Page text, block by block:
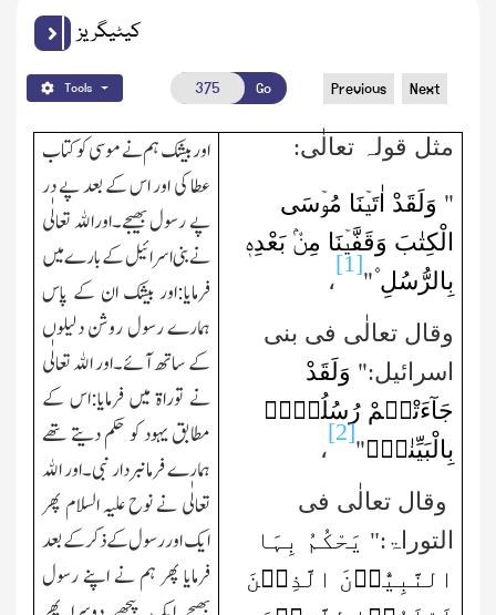
کیٹیگریز
Tools Go Previous Next
مثل قولہ تعالٰی:
" وَلَقَدْ اٰتَیۡنَا مُوۡسَی
الْکِتٰبَ وَقَفَّیۡنَا مِنْۢ بَعْدِہٖ
بِالرُّسُلِ ۫"
[1]
،
وقال تعالٰی فی بنی
اسرائیل:
" وَلَقَدْ
جَآءَتْہُمْ رُسُلُہُمۡ
بِالْبَیِّنٰتِۚ"
[2]
،
وقال تعالٰی فی
التوراۃ:" یَحْکُمُ بِہَا
النَّبِیُّوۡنَ الَّذِیۡنَ
اور بیشك ہم نے موسی کو کتاب
عطا کی اور اس کے بعد پے در
پے رسول بھیجے۔اوراﷲ تعالٰی
نے بنی اسرائیل کے بارے میں
فرمایا:اور بیشك ان کے پاس
ہمارے رسول روشن دلیلوں
کے ساتھ آئے۔اور اﷲ تعالٰی
نے توراۃ میں فرمایا:اس کے
مطابق یہود کو حکمدیتے تھے
ہمارے فرمانبردار نبی۔اور اﷲ
تعالٰی نے نوح علیہ السلام پھر
ایك اوررسول کے ذکر کے بعد
فرمایا پھر ہم نے اپنے رسول